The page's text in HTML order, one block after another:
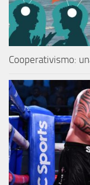
Cooperativismo: